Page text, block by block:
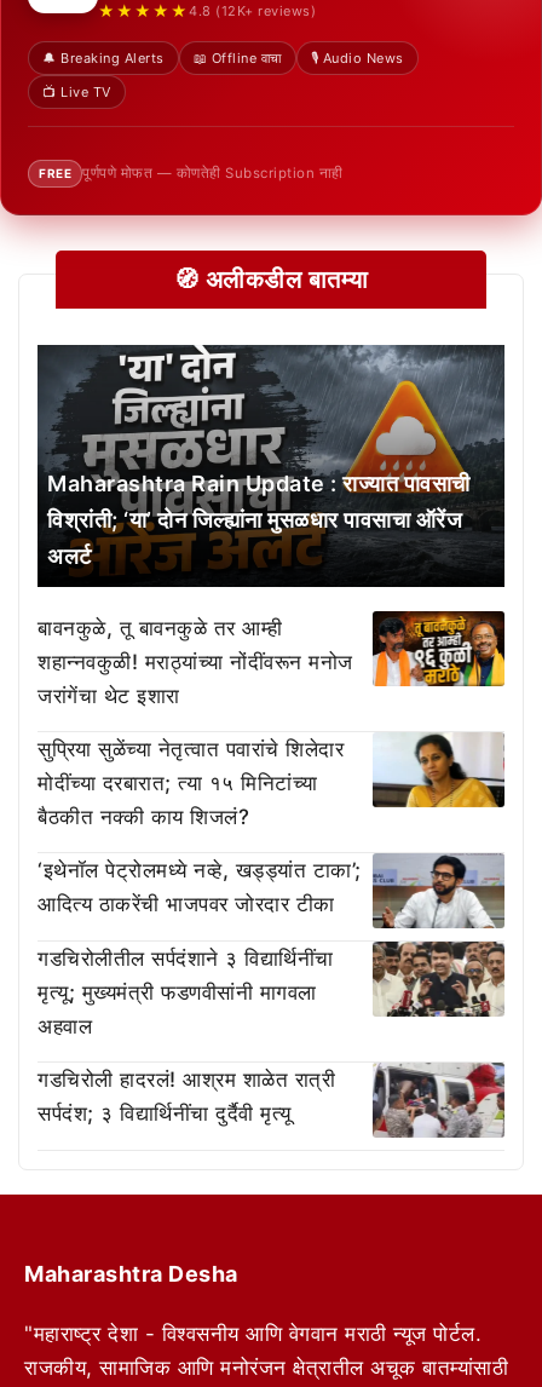
★★★★★ 4.8 (12K+ reviews)
🔔 Breaking Alerts 📖 Offline वाचा
🎙️ Audio News
📺 Live TV
FREE पूर्णपणे मोफत — कोणतेही Subscription नाही
🧭 अलीकडील बातम्या
Maharashtra Rain Update : राज्यात पावसाची
विश्रांती; ‘या’ दोन जिल्ह्यांना मुसळधार पावसाचा ऑरेंज
अलर्ट
बावनकुळे, तू बावनकुळे तर आम्ही
शहान्नवकुळी! मराठ्यांच्या नोंदींवरून मनोज
जरांगेंचा थेट इशारा
सुप्रिया सुळेंच्या नेतृत्वात पवारांचे शिलेदार
मोदींच्या दरबारात; त्या १५ मिनिटांच्या
बैठकीत नक्की काय शिजलं?
‘इथेनॉल पेट्रोलमध्ये नव्हे, खड्ड्यांत टाका’;
आदित्य ठाकरेंची भाजपवर जोरदार टीका
गडचिरोलीतील सर्पदंशाने ३ विद्यार्थिनींचा
मृत्यू; मुख्यमंत्री फडणवीसांनी मागवला
अहवाल
गडचिरोली हादरलं! आश्रम शाळेत रात्री
सर्पदंश; ३ विद्यार्थिनींचा दुर्दैवी मृत्यू
Maharashtra Desha
"महाराष्ट्र देशा - विश्वसनीय आणि वेगवान मराठी न्यूज पोर्टल.
राजकीय, सामाजिक आणि मनोरंजन क्षेत्रातील अचूक बातम्यांसाठी